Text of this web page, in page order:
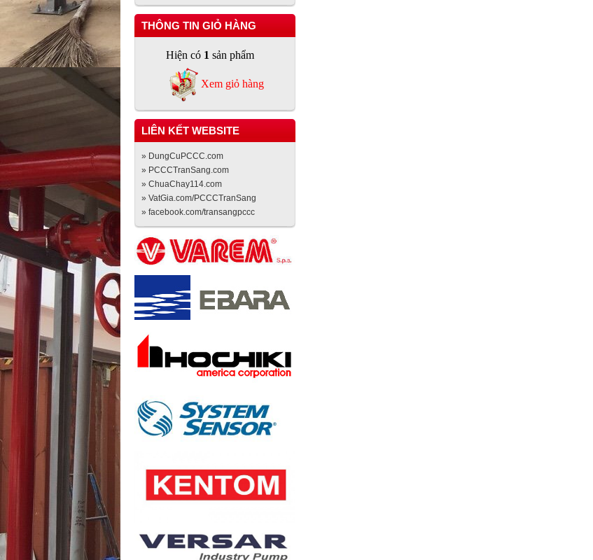
THÔNG TIN GIỎ HÀNG
Hiện có 1 sản phẩm
Xem giỏ hàng
LIÊN KẾT WEBSITE
» DungCuPCCC.com
» PCCCTranSang.com
» ChuaChay114.com
» VatGia.com/PCCCTranSang
» facebook.com/transangpccc